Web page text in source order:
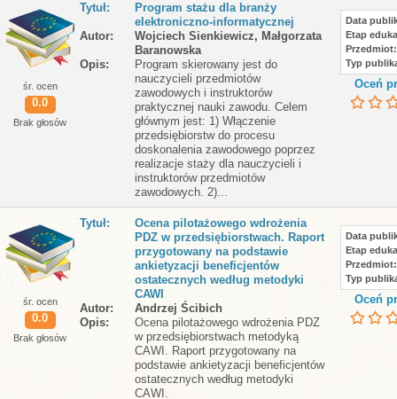
śr. ocen
0.0
Brak głosów
Tytuł
Program stażu dla branży
elektroniczno-informatycznej
Autor
Wojciech Sienkiewicz, Małgorzata
Baranowska
Opis
Program skierowany jest do
nauczycieli przedmiotów
zawodowych i instruktorów
praktycznej nauki zawodu. Celem
głównym jest: 1) Włączenie
przedsiębiorstw do procesu
doskonalenia zawodowego poprzez
realizacje staży dla nauczycieli i
instruktorów przedmiotów
zawodowych. 2)...
Data
Etap
Przedmiot
Typ
Oceń
śr. ocen
0.0
Brak głosów
Tytuł
Ocena pilotażowego wdrożenia
PDZ w przedsiębiorstwach. Raport
przygotowany na podstawie
ankietyzacji beneficjentów
ostatecznych według metodyki
CAWI
Autor
Andrzej Ścibich
Opis
Ocena pilotażowego wdrożenia PDZ
w przedsiębiorstwach metodyką
CAWI. Raport przygotowany na
podstawie ankietyzacji beneficjentów
ostatecznych według metodyki
CAWI.
Data
Etap
Przedmiot
Typ
Oceń